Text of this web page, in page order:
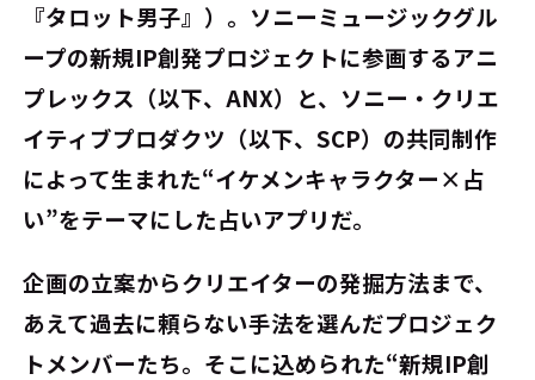
『タロット男子』）。ソニーミュージックグル
ープの新規IP創発プロジェクトに参画するアニ
プレックス（以下、ANX）と、ソニー・クリエ
イティブプロダクツ（以下、SCP）の共同制作
によって生まれた“イケメンキャラクター×占
い”をテーマにした占いアプリだ。
企画の立案からクリエイターの発掘方法まで、
あえて過去に頼らない手法を選んだプロジェク
トメンバーたち。そこに込められた“新規IP創